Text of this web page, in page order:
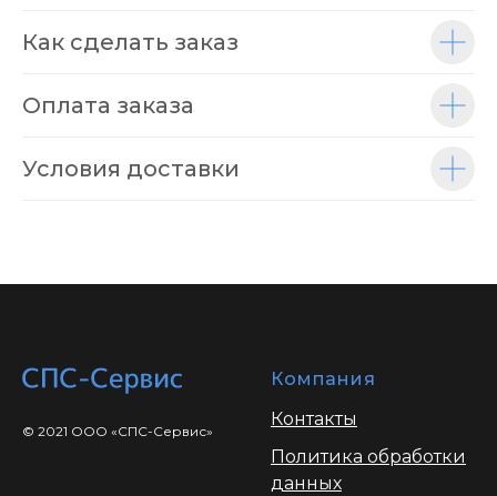
Как сделать заказ
Оплата заказа
Условия доставки
© 2021 ООО «СПС-Сервис»
Компания
Контакты
Политика обработки
данных